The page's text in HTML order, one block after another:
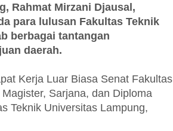
Rahmat Mirzani Djausal,
para lulusan Fakultas Teknik
berbagai tantangan
daerah.
Kerja Luar Biasa Senat Fakultas
Sarjana, dan Diploma
Teknik Universitas Lampung,